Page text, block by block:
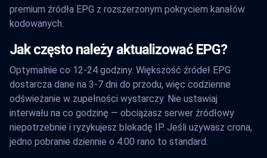
premium źródła EPG z rozszerzonym pokryciem kanałów
kodowanych.
Jak często należy aktualizować EPG?
Optymalnie co 12-24 godziny. Większość źródeł EPG
dostarcza dane na 3-7 dni do przodu, więc codzienne
odświeżanie w zupełności wystarczy. Nie ustawiaj
interwału na co godzinę — obciążasz serwer źródłowy
niepotrzebnie i ryzykujesz blokadę IP. Jeśli używasz crona,
jedno pobranie dziennie o 4:00 rano to standard.